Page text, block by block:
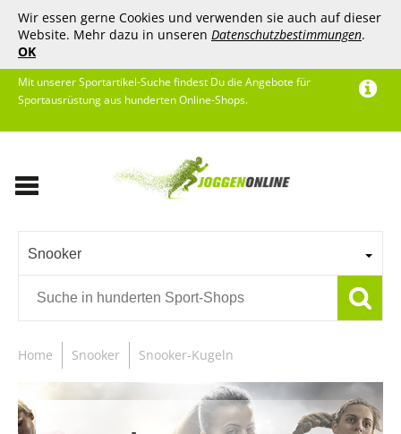
Wir essen gerne Cookies und verwenden sie auch auf dieser
Website. Mehr dazu in unseren Datenschutzbestimmungen.
OK
Mit unserer Sportartikel-Suche findest Du die Angebote für
Sportausrüstung aus hunderten Online-Shops.
Snooker
Home Snooker Snooker-Kugeln